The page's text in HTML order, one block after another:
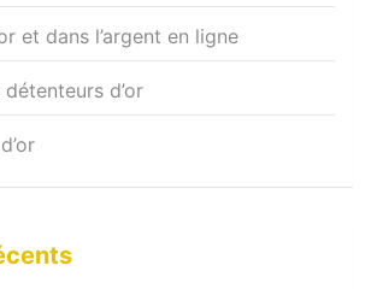
et dans l’argent en ligne
d’or